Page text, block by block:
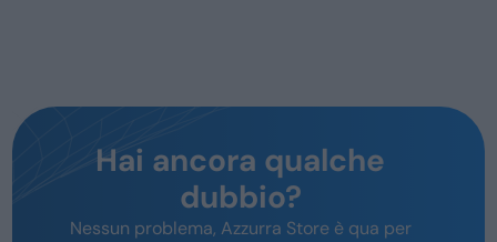
Hai ancora qualche
dubbio?
Nessun problema, Azzurra Store è qua per